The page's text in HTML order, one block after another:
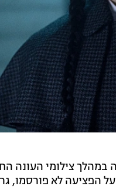
צילומי העונה
הפציעה לא פורסמו,